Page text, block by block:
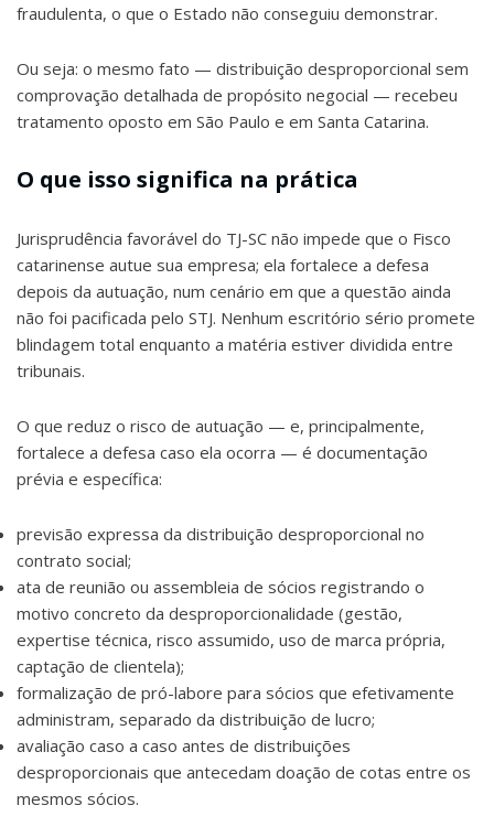
fraudulenta, o que o Estado não conseguiu demonstrar.
Ou seja: o mesmo fato — distribuição desproporcional sem
comprovação detalhada de propósito negocial — recebeu
tratamento oposto em São Paulo e em Santa Catarina.
O que isso significa na prática
Jurisprudência favorável do TJ-SC não impede que o Fisco
catarinense autue sua empresa; ela fortalece a defesa
depois da autuação, num cenário em que a questão ainda
não foi pacificada pelo STJ. Nenhum escritório sério promete
blindagem total enquanto a matéria estiver dividida entre
tribunais.
O que reduz o risco de autuação — e, principalmente,
fortalece a defesa caso ela ocorra — é documentação
prévia e específica:
previsão expressa da distribuição desproporcional no
contrato social;
ata de reunião ou assembleia de sócios registrando o
motivo concreto da desproporcionalidade (gestão,
expertise técnica, risco assumido, uso de marca própria,
captação de clientela);
formalização de pró-labore para sócios que efetivamente
administram, separado da distribuição de lucro;
avaliação caso a caso antes de distribuições
desproporcionais que antecedam doação de cotas entre os
mesmos sócios.